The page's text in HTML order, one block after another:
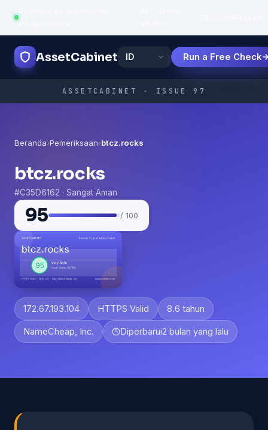
infrastructure
AssetCabinet Run a Free Check
ASSETCABINET · ISSUE 97
Beranda›Pemeriksaan›btcz.rocks
btcz.rocks
#C35D6162 · Sangat Aman
95 / 100
172.67.193.104 HTTPS Valid 8.6 tahun
NameCheap, Inc. Diperbarui2 bulan yang lalu